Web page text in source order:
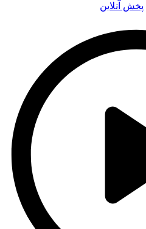
پخش آنلاین